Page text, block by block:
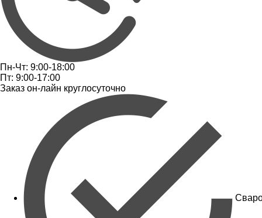
Пн-Чт: 9:00-18:00
Пт: 9:00-17:00
Заказ он-лайн круглосуточно